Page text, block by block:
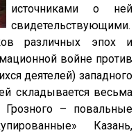
источниками о ней
свидетельствующими.
различных эпох и
войне против
деятелей) западного
складывается весьма
– повальные
Казань,